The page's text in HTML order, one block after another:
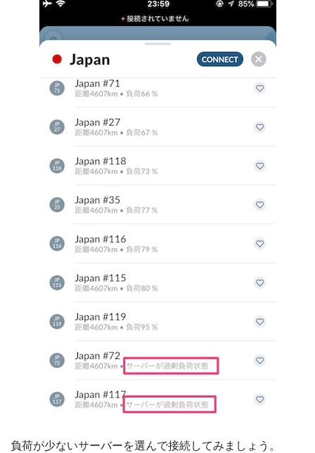
負荷が少ないサーバーを選んで接続してみましょう。